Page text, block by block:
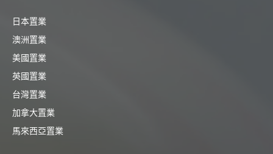
日本置業
澳洲置業
美國置業
英國置業
台灣置業
加拿大置業
馬來西亞置業